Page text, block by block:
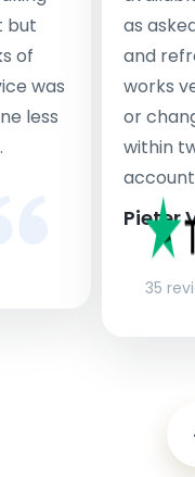
but
of
was
less
as
and
works
or
within
Pieter
35